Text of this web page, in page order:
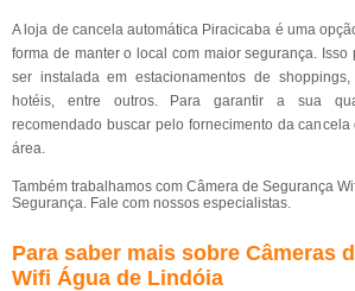
A loja de cancela automática Piracicaba é uma
forma de manter o local com maior segurança. Isso
ser instalada em estacionamentos de shoppings,
hotéis, entre outros. Para garantir a sua
recomendado buscar pelo fornecimento da
área.
Também trabalhamos com Câmera de Segurança
Segurança. Fale com nossos especialistas.
Para saber mais sobre Câmeras
Wifi Água de Lindóia